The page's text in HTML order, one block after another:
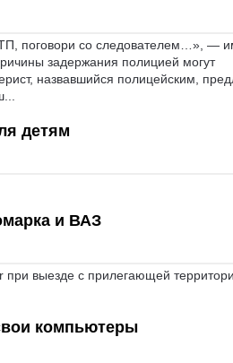
поговори со следователем…», —
задержания полицией могут
назвавшийся полицейским,
детям
и ВАЗ
выезде с прилегающей
компьютеры